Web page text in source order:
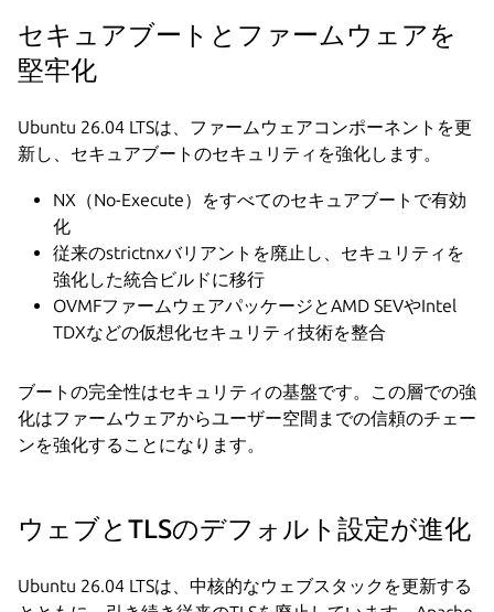
セキュアブートとファームウェアを
堅牢化
Ubuntu 26.04 LTSは、ファームウェアコンポーネントを更
新し、セキュアブートのセキュリティを強化します。
NX（No-Execute）をすべてのセキュアブートで有効
化
従来のstrictnxバリアントを廃止し、セキュリティを
強化した統合ビルドに移行
OVMFファームウェアパッケージとAMD SEVやIntel
TDXなどの仮想化セキュリティ技術を整合
ブートの完全性はセキュリティの基盤です。この層での強
化はファームウェアからユーザー空間までの信頼のチェー
ンを強化することになります。
ウェブとTLSのデフォルト設定が進化
Ubuntu 26.04 LTSは、中核的なウェブスタックを更新する